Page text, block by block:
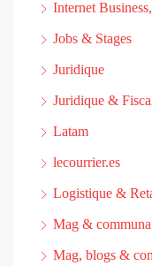
Internet
Jobs & Stages
Juridique
Juridique &
Latam
lecourrier.es
Logistique &
Mag &
Mag, blogs &